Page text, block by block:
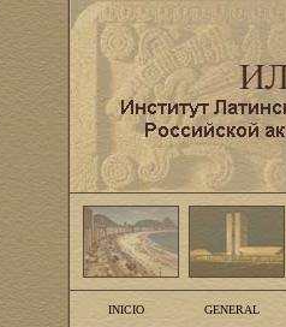
INICIO GENERAL